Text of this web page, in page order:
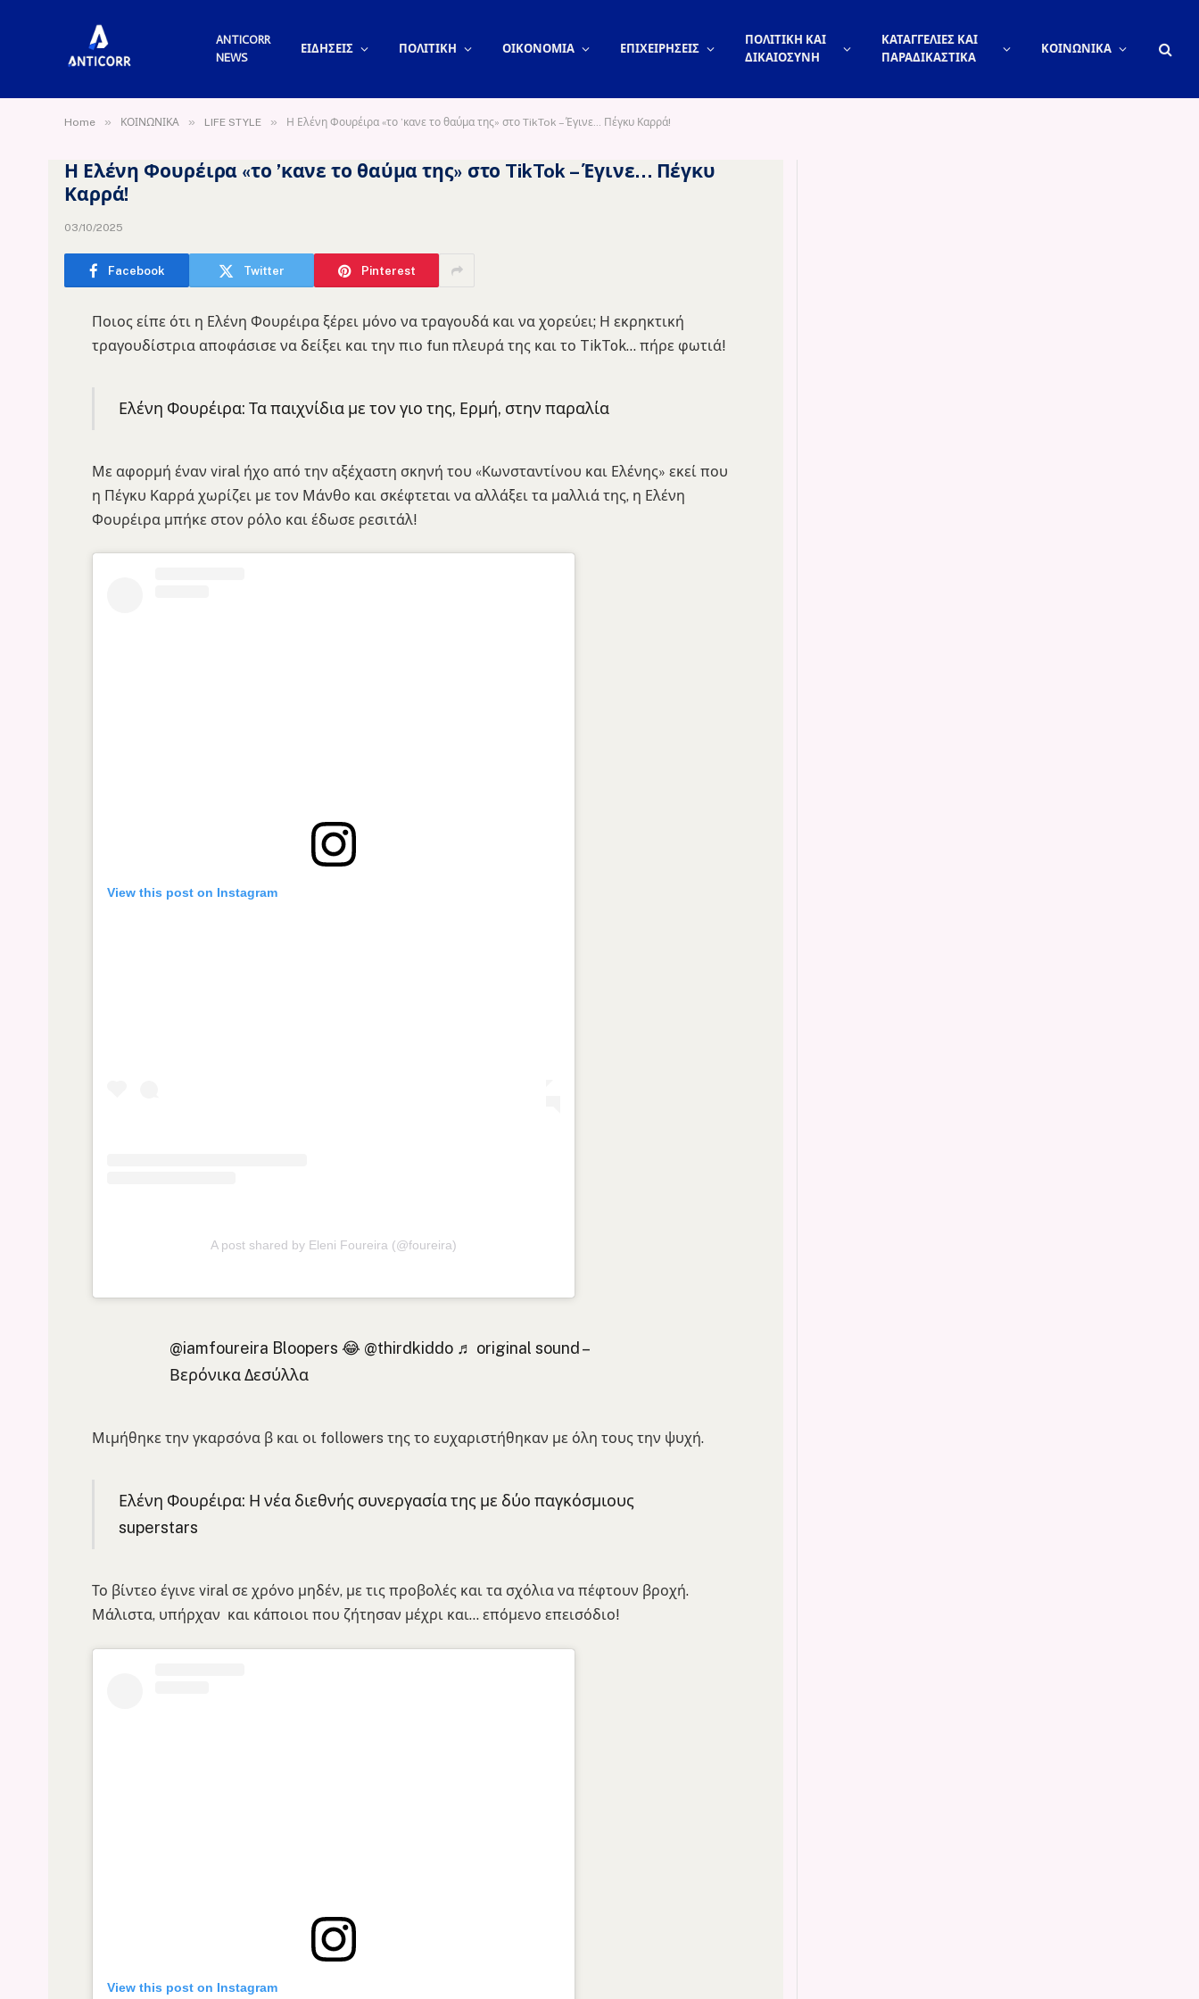
ANTICORR
NEWS
ΕΙΔΗΣΕΙΣ ΠΟΛΙΤΙΚΗ ΟΙΚΟΝΟΜΙΑ ΕΠΙΧΕΙΡΗΣΕΙΣ
ΠΟΛΙΤΙΚΗ ΚΑΙ
ΔΙΚΑΙΟΣΥΝΗ
ΚΑΤΑΓΓΕΛΙΕΣ ΚΑΙ
ΠΑΡΑΔΙΚΑΣΤΙΚΑ
ΚΟΙΝΩΝΙΚΑ
Home » ΚΟΙΝΩΝΙΚΑ » LIFE STYLE » Η Ελένη Φουρέιρα «το ’κανε το θαύμα της» στο TikTok – Έγινε… Πέγκυ Καρρά!
Η Ελένη Φουρέιρα «το ’κανε το θαύμα της» στο TikTok – Έγινε… Πέγκυ
Καρρά!
03/10/2025
Facebook Twitter Pinterest
Ποιος είπε ότι η Ελένη Φουρέιρα ξέρει μόνο να τραγουδά και να χορεύει; Η εκρηκτική
τραγουδίστρια αποφάσισε να δείξει και την πιο fun πλευρά της και το TikTok… πήρε φωτιά!
Ελένη Φουρέιρα: Τα παιχνίδια με τον γιο της, Ερμή, στην παραλία
Με αφορμή έναν viral ήχο από την αξέχαστη σκηνή του «Κωνσταντίνου και Ελένης» εκεί που
η Πέγκυ Καρρά χωρίζει με τον Μάνθο και σκέφτεται να αλλάξει τα μαλλιά της, η Ελένη
Φουρέιρα μπήκε στον ρόλο και έδωσε ρεσιτάλ!
View this post on Instagram
A post shared by Eleni Foureira (@foureira)
@iamfoureira Bloopers 😂 @thirdkiddo ♬ original sound –
Βερόνικα Δεσύλλα
Μιμήθηκε την γκαρσόνα β και οι followers της το ευχαριστήθηκαν με όλη τους την ψυχή.
Ελένη Φουρέιρα: Η νέα διεθνής συνεργασία της με δύο παγκόσμιους
superstars
Το βίντεο έγινε viral σε χρόνο μηδέν, με τις προβολές και τα σχόλια να πέφτουν βροχή.
Μάλιστα, υπήρχαν και κάποιοι που ζήτησαν μέχρι και… επόμενο επεισόδιο!
View this post on Instagram